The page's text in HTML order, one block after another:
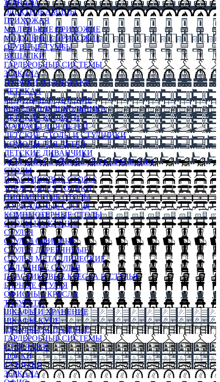
ЗЕРКАЛА
ЭЛЕКТРОКАМИНЫ
ПРИХОЖАЯ
МАЛЕНЬКИЕ ПРИХОЖИЕ
МОДУЛЬНЫЕ ПРИХОЖИЕ
ОБУВНЫЕ ТУМБЫ
ВЕШАЛКИ
ГАРДЕРОБНЫЕ СИСТЕМЫ
ЗЕРКАЛА
ПУФИКИ И БАНКЕТКИ
ДЕТСКАЯ
МОДУЛЬНЫЕ ДЕТСКИЕ
МЕБЕЛЬ ДЛЯ ШКОЛЬНИКА
ДЕТСКИЕ КРОВАТИ
МАТРАСЫ ДЛЯ ДЕТЕЙ
ДЕТСКИЕ СТОЛЫ И СТУЛЬЧИКИ
КОМОДЫ ДЛЯ ДЕТЕЙ
ДЕТСКИЕ ДИВАНЧИКИ
ДЕТСКИЙ СТУЛЬЧИК ДЛЯ КОРМЛЕНИЯ
СТОЛЫ
ПЛАСТИКОВЫЕ СТОЛЫ
ТУАЛЕТНЫЕ СТОЛИКИ
ПИСЬМЕННЫЕ СТОЛЫ
ЖУРНАЛЬНЫЕ СТОЛЫ
КОМПЬЮТЕРНЫЕ СТОЛЫ
СТОЛЫ НА КУХНЮ
СТУЛЬЯ
СТУЛЬЯ ОФИСНЫЕ
СТУЛЬЯ ДЕРЕВЯННЫЕ
СТУЛЬЯ МЕТАЛЛИЧЕСКИЕ
СКЛАДНЫЕ СТУЛЬЯ
ПЛАСТИКОВЫЕ КРЕСЛА И СТУЛЬЯ
БАРНЫЕ СТУЛЬЯ
ОФИСНЫЕ КРЕСЛА
ТАБУРЕТЫ
ШКАФЫ И ХРАНЕНИЕ
ШКАФЫ-КУПЕ
ШКАФЫ-РАСПАШНЫЕ
ГАРДЕРОБНЫЕ СИСТЕМЫ
СТЕЛЛАЖИ
ПОЛКИ
СУНДУКИ
ЗЕРКАЛА